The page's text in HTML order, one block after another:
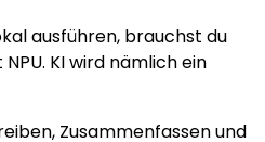
ausführen, brauchst du
KI wird nämlich ein
Zusammenfassen und